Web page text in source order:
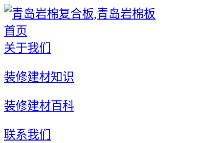
首页
关于我们
装修建材知识
装修建材百科
联系我们